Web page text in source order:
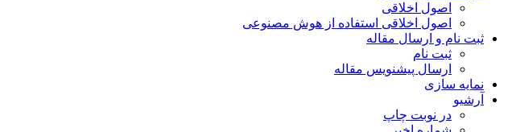
اصول اخلاقی
اصول اخلاقی استفاده از هوش مصنوعی
ثبت نام و ارسال مقاله
ثبت نام
ارسال پیشنویس مقاله
نمایه سازی
آرشیو
در نوبت چاپ